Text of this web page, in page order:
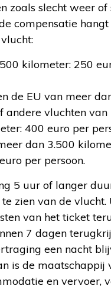
zoals slecht weer of
compensatie
kilometer: 250
de EU van meer
andere vluchten van
400 euro per
dan 3.500
per persoon.
5 uur of langer
zien van de vlucht.
van het ticket
7 dagen
een nacht
is de maatschappij
en vervoer,